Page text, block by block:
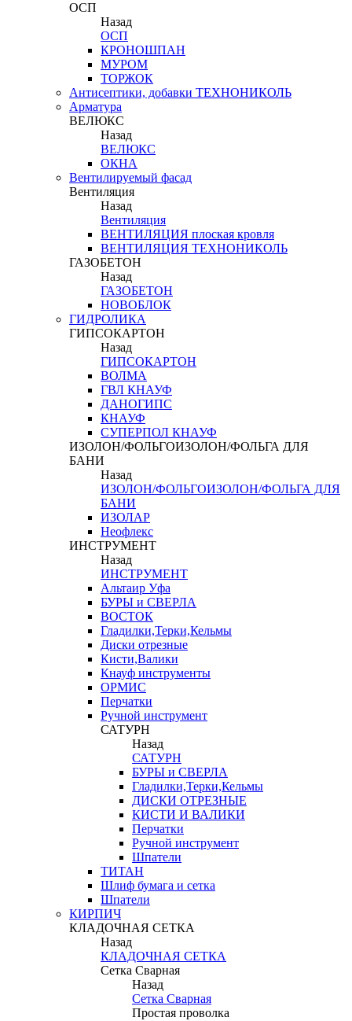
ОСП
Назад
ОСП
КРОНОШПАН
МУРОМ
ТОРЖОК
Антисептики, добавки ТЕХНОНИКОЛЬ
Арматура
ВЕЛЮКС
Назад
ВЕЛЮКС
ОКНА
Вентилируемый фасад
Вентиляция
Назад
Вентиляция
ВЕНТИЛЯЦИЯ плоская кровля
ВЕНТИЛЯЦИЯ ТЕХНОНИКОЛЬ
ГАЗОБЕТОН
Назад
ГАЗОБЕТОН
НОВОБЛОК
ГИДРОЛИКА
ГИПСОКАРТОН
Назад
ГИПСОКАРТОН
ВОЛМА
ГВЛ КНАУФ
ДАНОГИПС
КНАУФ
СУПЕРПОЛ КНАУФ
ИЗОЛОН/ФОЛЬГОИЗОЛОН/ФОЛЬГА ДЛЯ
БАНИ
Назад
ИЗОЛОН/ФОЛЬГОИЗОЛОН/ФОЛЬГА ДЛЯ
БАНИ
ИЗОЛАР
Неофлекс
ИНСТРУМЕНТ
Назад
ИНСТРУМЕНТ
Альтаир Уфа
БУРЫ и СВЕРЛА
ВОСТОК
Гладилки,Терки,Кельмы
Диски отрезные
Кисти,Валики
Кнауф инструменты
ОРМИС
Перчатки
Ручной инструмент
САТУРН
Назад
САТУРН
БУРЫ и СВЕРЛА
Гладилки,Терки,Кельмы
ДИСКИ ОТРЕЗНЫЕ
КИСТИ И ВАЛИКИ
Перчатки
Ручной инструмент
Шпатели
ТИТАН
Шлиф бумага и сетка
Шпатели
КИРПИЧ
КЛАДОЧНАЯ СЕТКА
Назад
КЛАДОЧНАЯ СЕТКА
Сетка Сварная
Назад
Сетка Сварная
Простая проволка